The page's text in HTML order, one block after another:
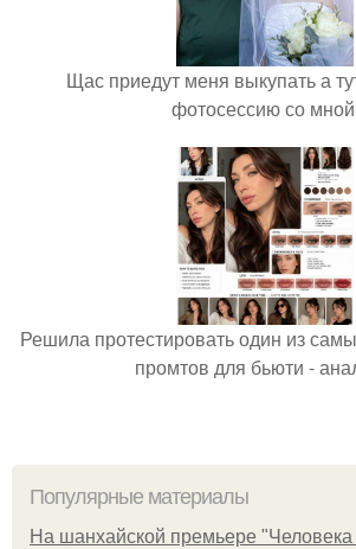
Щас приедут меня выкупать а
фотосессию со
Решила протестировать один из
промтов для бьюти -
Популярные материалы
На шанхайской премьере "Человека